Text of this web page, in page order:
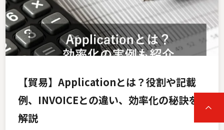
【貿易】Applicationとは？役割や記載
例、INVOICEとの違い、効率化の秘訣を
解説